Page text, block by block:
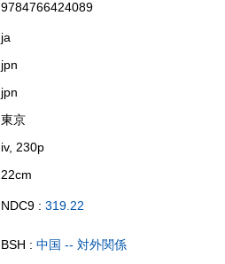
9784766424089
ja
jpn
jpn
東京
iv, 230p
22cm
NDC9 : 319.22
BSH : 中国 -- 対外関係